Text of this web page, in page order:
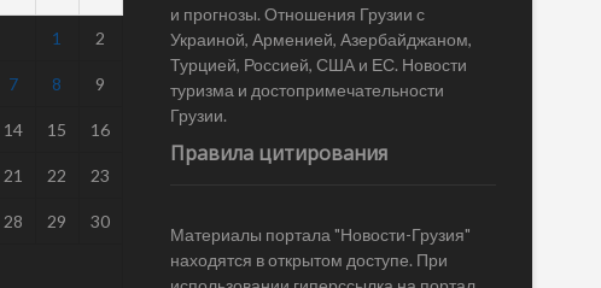
1 2
7 8 9
14 15 16
21 22 23
28 29 30
и прогнозы. Отношения Грузии с
Украиной, Арменией, Азербайджаном,
Турцией, Россией, США и ЕС. Новости
туризма и достопримечательности
Грузии.
Правила цитирования
Материалы портала "Новости-Грузия"
находятся в открытом доступе. При